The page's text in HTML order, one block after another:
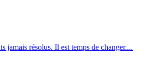
jamais résolus. Il est temps de changer....